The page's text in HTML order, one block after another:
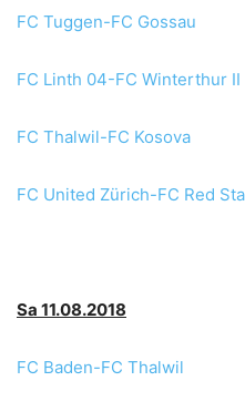
FC Tuggen-FC Gossau
FC Linth 04-FC Winterthur II
FC Thalwil-FC Kosova
FC United Zürich-FC Red
Sa 11.08.2018
FC Baden-FC Thalwil